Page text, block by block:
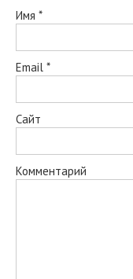
Имя *
Email *
Сайт
Комментарий